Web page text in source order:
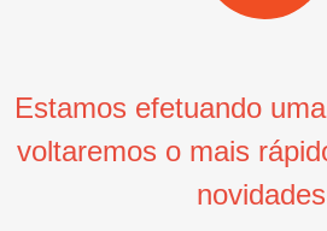
Estamos efetuando
voltaremos o mais